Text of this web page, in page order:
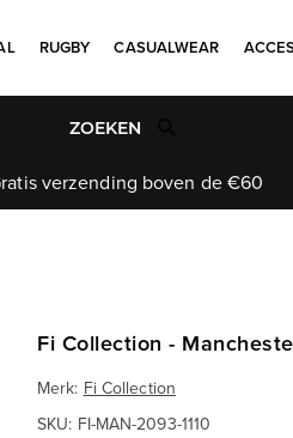
RUGBY CASUALWEAR
Uniek aanbod
Fi Collection -
Merk: Fi Collection
SKU: FI-MAN-2093-1110